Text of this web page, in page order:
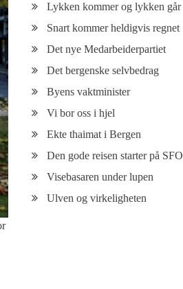
Lykken kommer og lykken går
Snart kommer heldigvis regnet
Det nye Medarbeiderpartiet
Det bergenske selvbedrag
Byens vaktminister
Vi bor oss i hjel
Ekte thaimat i Bergen
Den gode reisen starter på SFO
Visebasaren under lupen
Ulven og virkeligheten